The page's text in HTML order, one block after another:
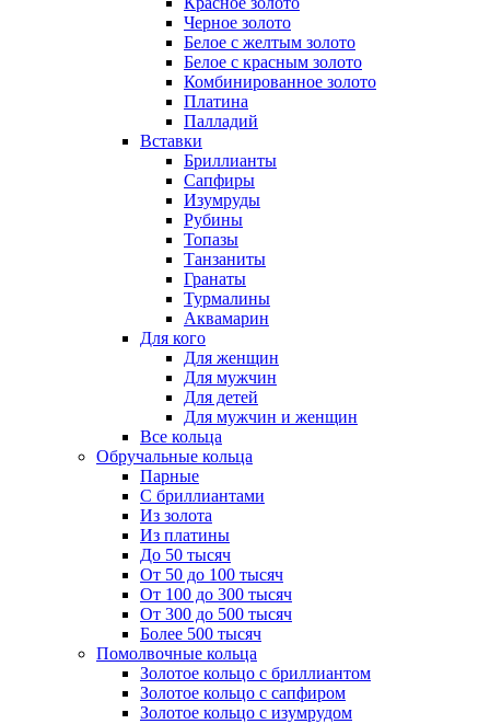
Черное золото
Белое с желтым золото
Белое с красным золото
Комбинированное золото
Платина
Палладий
Вставки
Бриллианты
Сапфиры
Изумруды
Рубины
Топазы
Танзаниты
Гранаты
Турмалины
Аквамарин
Для кого
Для женщин
Для мужчин
Для детей
Для мужчин и женщин
Все кольца
Обручальные кольца
Парные
С бриллиантами
Из золота
Из платины
До 50 тысяч
От 50 до 100 тысяч
От 100 до 300 тысяч
От 300 до 500 тысяч
Более 500 тысяч
Помолвочные кольца
Золотое кольцо с бриллиантом
Золотое кольцо с сапфиром
Золотое кольцо с изумрудом